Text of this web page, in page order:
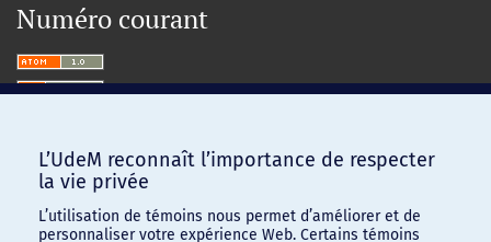
Numéro courant
L’UdeM reconnaît l’importance de respecter
la vie privée
L’utilisation de témoins nous permet d’améliorer et de
personnaliser votre expérience Web. Certains témoins